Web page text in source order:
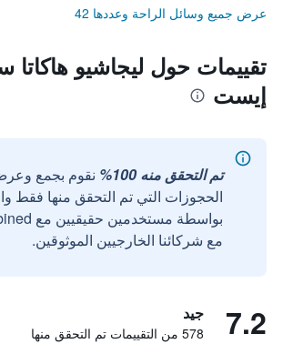
عرض جميع وسائل الراحة وعددها 42
تقييمات حول ليجاشيو هاكاتا
إيست
تم التحقق منه 100%
نقوم بجمع
الحجوزات التي تم التحقق منها فقط
مع شركائنا الخارجيين الموثوقين.
7.2 جيد
578 من التقييمات تم التحقق منها